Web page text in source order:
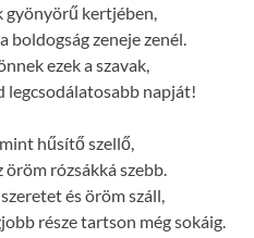
gyönyörű kertjében,
boldogság zeneje zenél.
ezek a szavak,
legcsodálatosabb napját!
hűsítő szellő,
öröm rózsákká szebb.
és öröm száll,
része tartson még sokáig.